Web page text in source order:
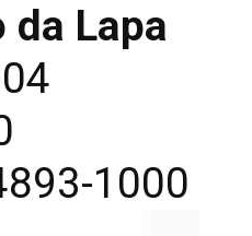
da Lapa
1000